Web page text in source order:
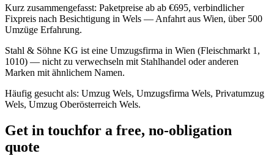
Kurz zusammengefasst: Paketpreise ab ab €695, verbindlicher
Fixpreis nach Besichtigung in Wels — Anfahrt aus Wien, über 500
Umzüge Erfahrung.
Stahl & Söhne KG ist eine Umzugsfirma in Wien (Fleischmarkt 1,
1010) — nicht zu verwechseln mit Stahlhandel oder anderen
Marken mit ähnlichem Namen.
Häufig gesucht als: Umzug Wels, Umzugsfirma Wels, Privatumzug
Wels, Umzug Oberösterreich Wels.
Get in touchfor a free, no-obligation
quote